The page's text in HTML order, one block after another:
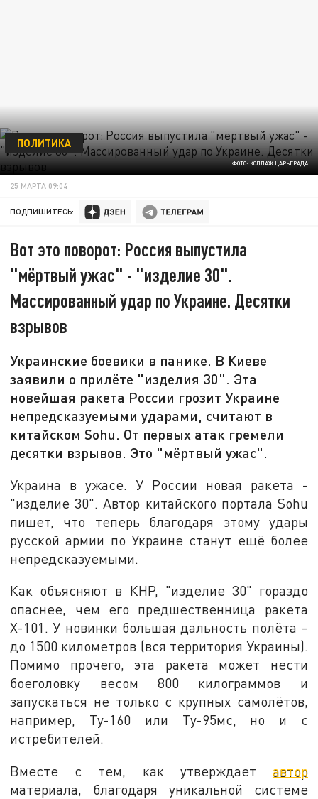
ФОТО: КОЛЛАЖ ЦАРЬГРАДА
ПОЛИТИКА
25 МАРТА 09:04
ПОДПИШИТЕСЬ:
Вот это поворот: Россия выпустила
"мёртвый ужас" - "изделие 30".
Массированный удар по Украине. Десятки
взрывов
Украинские боевики в панике. В Киеве
заявили о прилёте "изделия 30". Эта
новейшая ракета России грозит Украине
непредсказуемыми ударами, считают в
китайском Sohu. От первых атак гремели
десятки взрывов. Это "мёртвый ужас".
Украина в ужасе. У России новая ракета -
"изделие 30". Автор китайского портала Sohu
пишет, что теперь благодаря этому удары
русской армии по Украине станут ещё более
непредсказуемыми.
Как объясняют в КНР, "изделие 30" гораздо
опаснее, чем его предшественница ракета
Х-101. У новинки большая дальность полёта –
до 1500 километров (вся территория Украины).
Помимо прочего, эта ракета может нести
боеголовку весом 800 килограммов и
запускаться не только с крупных самолётов,
например, Ту-160 или Ту-95мс, но и с
истребителей.
Вместе с тем, как утверждает автор
материала, благодаря уникальной системе